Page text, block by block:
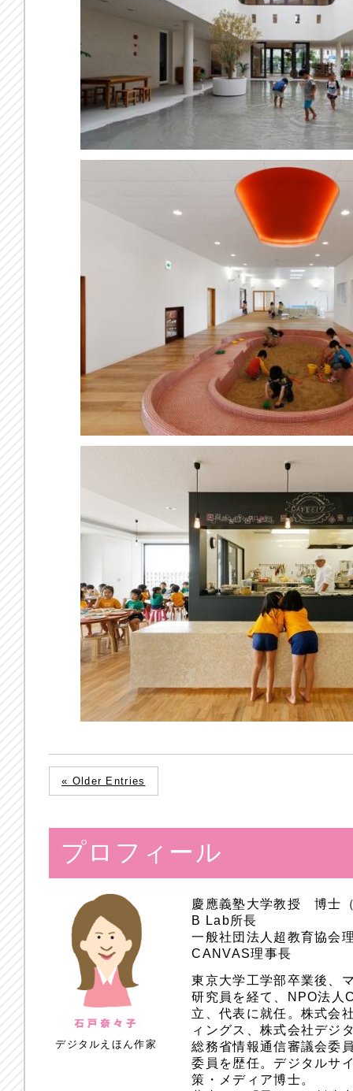
« Older Entries
プロフィール
デジタルえほん作家
慶應義塾大学教授 博士
B Lab所長
一般社団法人超教育協会
CANVAS理事長
東京大学工学部卒業後、
研究員を経て、NPO法人
立、代表に就任。株式会
ィングス、株式会社デジ
総務省情報通信審議会委
委員を歴任。デジタルサ
策・メディア博士。